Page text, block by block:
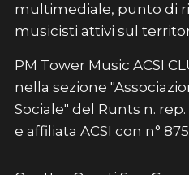
multimediale, punto di
musicisti attivi sul
PM Tower Music ACSI
nella sezione
Sociale" del Runts n. rep.
e affiliata ACSI con n°